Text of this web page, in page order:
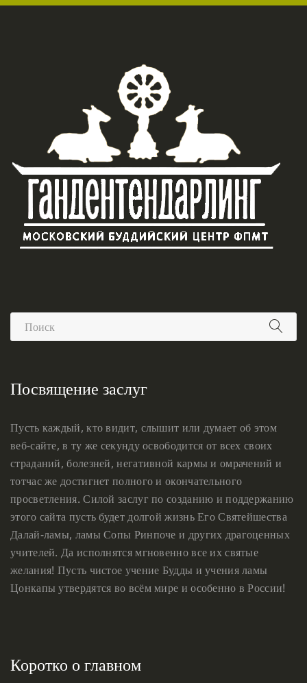
Посвящение заслуг
Пусть каждый, кто видит, слышит или думает об этом
веб-сайте, в ту же секунду освободится от всех своих
страданий, болезней, негативной кармы и омрачений и
тотчас же достигнет полного и окончательного
просветления. Силой заслуг по созданию и поддержанию
этого сайта пусть будет долгой жизнь Его Святейшества
Далай-ламы, ламы Сопы Ринпоче и других драгоценных
учителей. Да исполнятся мгновенно все их святые
желания! Пусть чистое учение Будды и учения ламы
Цонкапы утвердятся во всём мире и особенно в России!
Коротко о главном